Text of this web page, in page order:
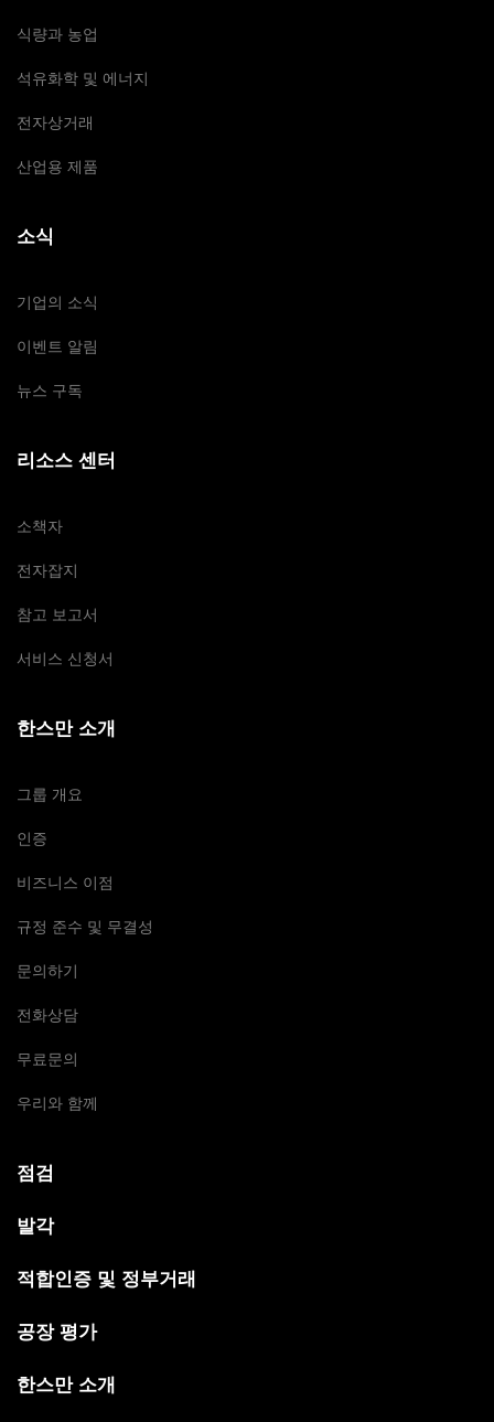
식량과 농업
석유화학 및 에너지
전자상거래
산업용 제품
소식
기업의 소식
이벤트 알림
뉴스 구독
리소스 센터
소책자
전자잡지
참고 보고서
서비스 신청서
한스만 소개
그룹 개요
인증
비즈니스 이점
규정 준수 및 무결성
문의하기
전화상담
무료문의
우리와 함께
점검
발각
적합인증 및 정부거래
공장 평가
한스만 소개